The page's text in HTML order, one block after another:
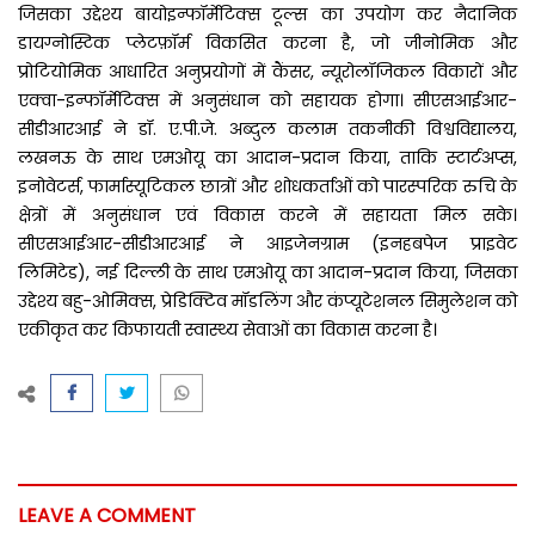
जिसका उद्देश्य बायोइन्फॉर्मेटिक्स टूल्स का उपयोग कर नैदानिक
डायग्नोस्टिक प्लेटफ़ॉर्म विकसित करना है, जो जीनोमिक और
प्रोटियोमिक आधारित अनुप्रयोगों में कैंसर, न्यूरोलॉजिकल विकारों और
एक्वा-इन्फॉर्मेटिक्स में अनुसंधान को सहायक होगा। सीएसआईआर-
सीडीआरआई ने डॉ. ए.पी.जे. अब्दुल कलाम तकनीकी विश्वविद्यालय,
लखनऊ के साथ एमओयू का आदान-प्रदान किया, ताकि स्टार्टअप्स,
इनोवेटर्स, फार्मास्यूटिकल छात्रों और शोधकर्ताओं को पारस्परिक रुचि के
क्षेत्रों में अनुसंधान एवं विकास करने में सहायता मिल सके।
सीएसआईआर-सीडीआरआई ने आइजेनग्राम (इनहबपेज प्राइवेट
लिमिटेड), नई दिल्ली के साथ एमओयू का आदान-प्रदान किया, जिसका
उद्देश्य बहु-ओमिक्स, प्रेडिक्टिव मॉडलिंग और कंप्यूटेशनल सिमुलेशन को
एकीकृत कर किफायती स्वास्थ्य सेवाओं का विकास करना है।
LEAVE A COMMENT